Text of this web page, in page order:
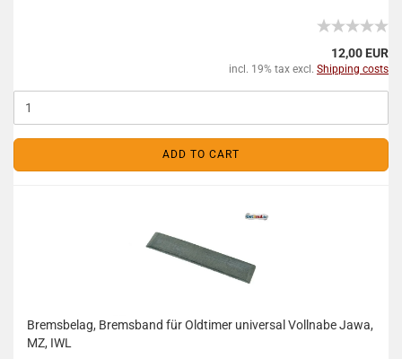
12,00 EUR
incl. 19% tax excl. Shipping costs
ADD TO CART
Bremsbelag, Bremsband für Oldtimer universal Vollnabe Jawa,
MZ, IWL